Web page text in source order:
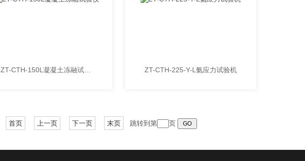
ZT-CTH-225-Y-L氨应力试验机
首页 上一页 下一页 末页 跳转到第 页